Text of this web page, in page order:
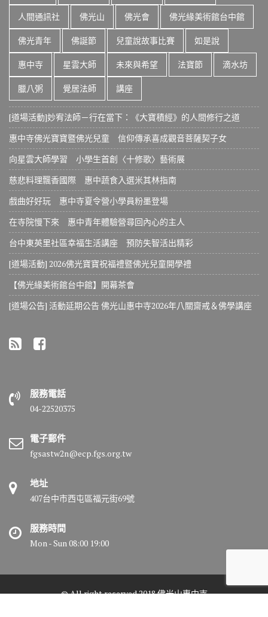
e
人間通訊社 佛光山 佛光會 佛光緣美術館台中館
佛光青年 佛誕節 兒童說故事比賽 如是說
惠中寺 星雲大師 未來與希望 法寶節 滴水坊
臘八粥 覺居法師 講座
[道場活動]妙宥法師－行在當下：《大寶積經》的人間修行之道
惠中寺佛光寶寶暨佛光兒童 信仰傳承喜成觀音菩薩契子女
向星雲大師學習 小學生首創〈十修歌〉藝術展
慈悲料理飄香國際 惠中蔬食入選米其林指南
戲曲好好玩 惠中寺夏令營小學員粉墨登場
在寺院慢下來 惠中青年體驗營尋回內心的主人
台中東英里社區幸福生活講座 預防失智活出精彩
[道場活動] 2026佛光寶寶祝福禮暨佛光兒童開學禮
【佛光緣美術館台中館】開幕茶會
[道場公告] 活動延期公告 佛光山惠中寺2026年八關齋戒＆佛學講座
服務電話
04-22520375
電子郵件
fgsastw2n@ecp.fgs.org.tw
地址
407台中市西屯區福元街69號
服務時間
Mon - Sun 08:00 19:00
© All right reserved 2018 佛光山惠中寺